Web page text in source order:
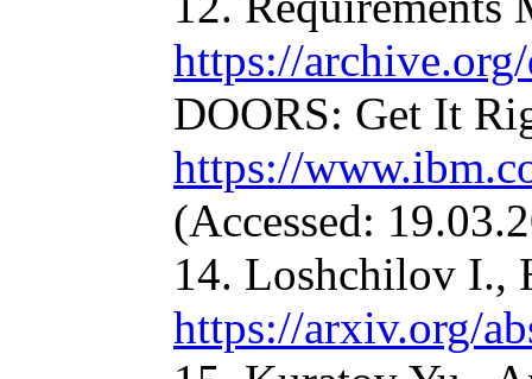
https://
DOORS: Get It
https://
(Accessed:
14. Loshchilov I.,
https://arxiv.org/